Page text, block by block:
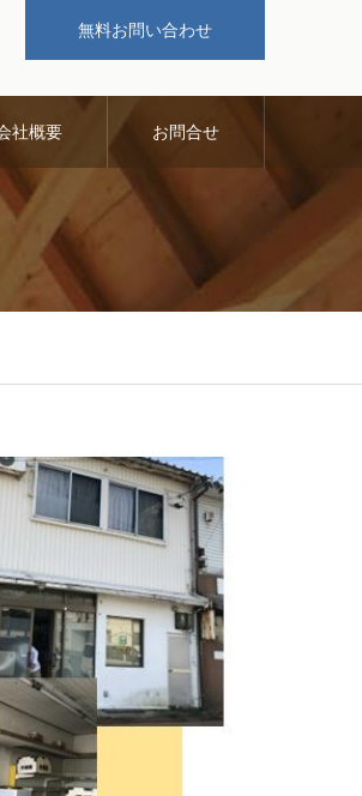
無料お問い合わせ
社概要 お問合せ